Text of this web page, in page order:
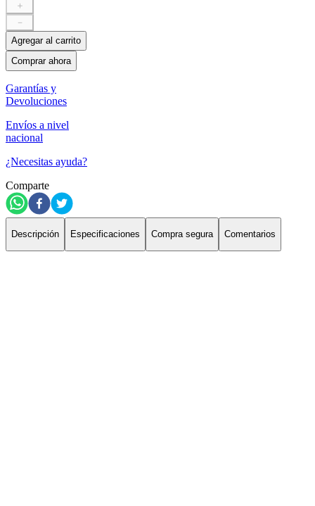
＋
－
Agregar al carrito
Comprar ahora
Garantías y
Devoluciones
Envíos a nivel
nacional
¿Necesitas ayuda?
Comparte
Descripción Especificaciones Compra segura Comentarios